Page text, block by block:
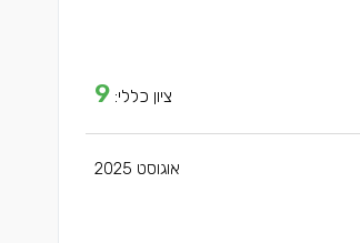
ציון כללי: 9
אוגוסט 2025